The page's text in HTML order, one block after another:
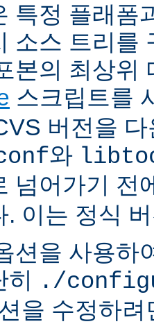
특정 플래폼
소스 트리를
본의 최상위
스크립트를
버전을
와
넘어가기 전
. 이는 정식
션을 사용하
히 ./
을 수정하